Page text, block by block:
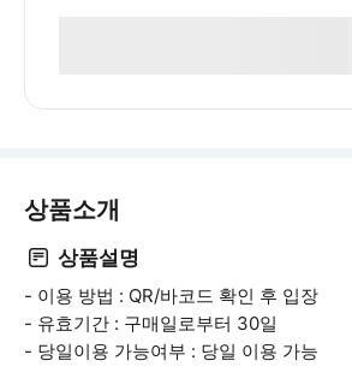
상품소개
상품설명
- 이용 방법 : QR/바코드 확인 후 입장
- 유효기간 : 구매일로부터 30일
- 당일이용 가능여부 : 당일 이용 가능